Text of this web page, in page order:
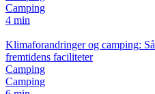
Camping
4 min
Klimaforandringer og camping:
fremtidens faciliteter
Camping
Camping